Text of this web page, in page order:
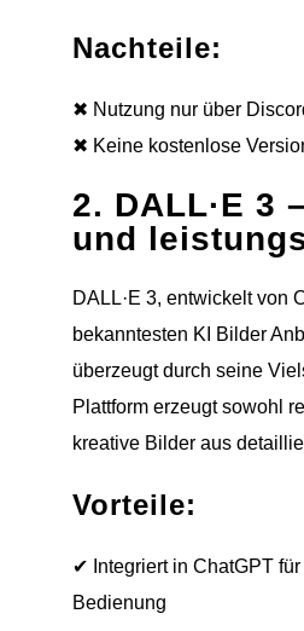
Nachteile:
✖ Nutzung nur über
✖ Keine kostenlose
2. DALL·E 3
und
DALL·E 3, entwickelt von
bekanntesten KI Bilder
überzeugt durch seine
Plattform erzeugt sowohl
kreative Bilder aus
Vorteile:
✔ Integriert in ChatGPT
Bedienung